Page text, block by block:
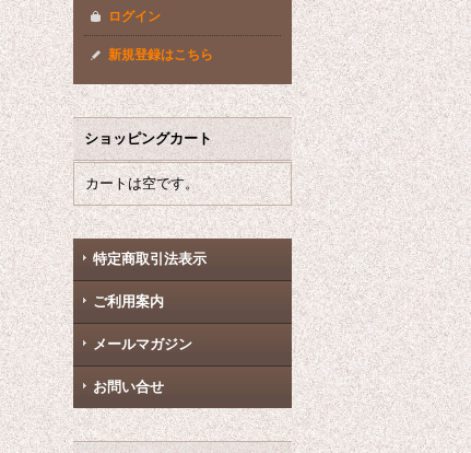
ログイン
新規登録はこちら
ショッピングカート
カートは空です。
特定商取引法表示
ご利用案内
メールマガジン
お問い合せ